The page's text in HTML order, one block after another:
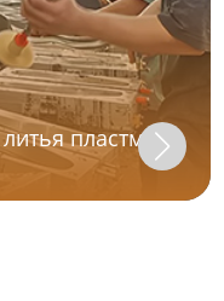
пластмасс